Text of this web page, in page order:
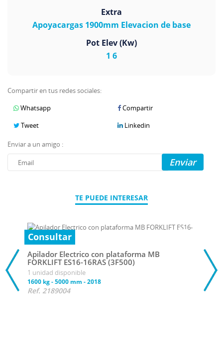
Extra
Apoyacargas 1900mm Elevacion de base
Pot Elev (Kw)
1 6
Compartir en tus redes sociales:
Whatsapp
Compartir
Tweet
Linkedin
Enviar a un amigo :
Enviar
TE PUEDE INTERESAR
Consultar
Apilador Electrico con plataforma MB
FORKLIFT ES16-16RAS (3F500)
1 unidad disponible
1600 kg-5000 mm -2018
Ref. 2189004